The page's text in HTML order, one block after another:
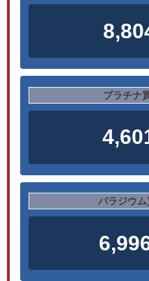
プラチナ
パラジウ